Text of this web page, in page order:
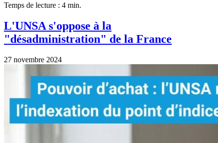
Temps de lecture : 4 min.
L'UNSA s'oppose à la
"désadministration" de la France
27 novembre 2024